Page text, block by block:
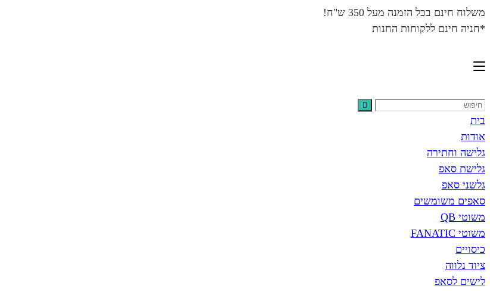
משלוח חינם בכל הזמנה מעל 350 ש"ח!
*חניה חינם ללקוחות החנות
בית
אודות
גלישה וחתירה
גלישת סאפ
גלשני סאפ
סאפים משומשים
משוטי QB
משוטי FANATIC
כיסויים
ציוד נלווה
לישים לסאפ